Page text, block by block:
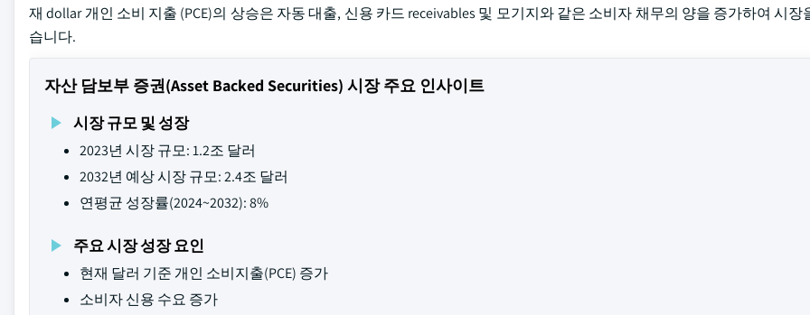
재 dollar 개인 소비 지출 (PCE)의 상승은 자동 대출, 신용 카드 receivables 및 모기지와 같은 소비자 채무의 양을 증가하여 시장
습니다.
자산 담보부 증권(Asset Backed Securities) 시장 주요 인사이트
시장 규모 및 성장
2023년 시장 규모: 1.2조 달러
2032년 예상 시장 규모: 2.4조 달러
연평균 성장률(2024~2032): 8%
주요 시장 성장 요인
현재 달러 기준 개인 소비지출(PCE) 증가
소비자 신용 수요 증가